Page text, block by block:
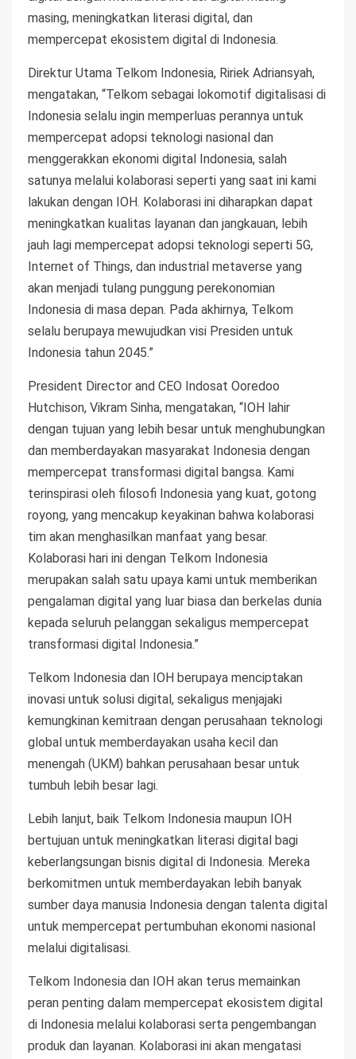
masing, meningkatkan literasi digital, dan
mempercepat ekosistem digital di Indonesia.
Direktur Utama Telkom Indonesia, Ririek Adriansyah,
mengatakan, “Telkom sebagai lokomotif digitalisasi di
Indonesia selalu ingin memperluas perannya untuk
mempercepat adopsi teknologi nasional dan
menggerakkan ekonomi digital Indonesia, salah
satunya melalui kolaborasi seperti yang saat ini kami
lakukan dengan IOH. Kolaborasi ini diharapkan dapat
meningkatkan kualitas layanan dan jangkauan, lebih
jauh lagi mempercepat adopsi teknologi seperti 5G,
Internet of Things, dan industrial metaverse yang
akan menjadi tulang punggung perekonomian
Indonesia di masa depan. Pada akhirnya, Telkom
selalu berupaya mewujudkan visi Presiden untuk
Indonesia tahun 2045.”
President Director and CEO Indosat Ooredoo
Hutchison, Vikram Sinha, mengatakan, “IOH lahir
dengan tujuan yang lebih besar untuk menghubungkan
dan memberdayakan masyarakat Indonesia dengan
mempercepat transformasi digital bangsa. Kami
terinspirasi oleh filosofi Indonesia yang kuat, gotong
royong, yang mencakup keyakinan bahwa kolaborasi
tim akan menghasilkan manfaat yang besar.
Kolaborasi hari ini dengan Telkom Indonesia
merupakan salah satu upaya kami untuk memberikan
pengalaman digital yang luar biasa dan berkelas dunia
kepada seluruh pelanggan sekaligus mempercepat
transformasi digital Indonesia.”
Telkom Indonesia dan IOH berupaya menciptakan
inovasi untuk solusi digital, sekaligus menjajaki
kemungkinan kemitraan dengan perusahaan teknologi
global untuk memberdayakan usaha kecil dan
menengah (UKM) bahkan perusahaan besar untuk
tumbuh lebih besar lagi.
Lebih lanjut, baik Telkom Indonesia maupun IOH
bertujuan untuk meningkatkan literasi digital bagi
keberlangsungan bisnis digital di Indonesia. Mereka
berkomitmen untuk memberdayakan lebih banyak
sumber daya manusia Indonesia dengan talenta digital
untuk mempercepat pertumbuhan ekonomi nasional
melalui digitalisasi.
Telkom Indonesia dan IOH akan terus memainkan
peran penting dalam mempercepat ekosistem digital
di Indonesia melalui kolaborasi serta pengembangan
produk dan layanan. Kolaborasi ini akan mengatasi